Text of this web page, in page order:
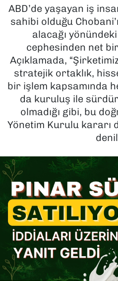
ABD’de yaşayan iş
sahibi olduğu
alacağı
cephesinden net
Açıklamada,
stratejik ortaklık,
bir işlem kapsamında
da kuruluş ile
olmadığı gibi, bu
Yönetim Kurulu kararı
KÜLTÜR SANAT
MAGAZİN
POLİTİKA
SAĞLIK
SPOR
YAŞAM
YEREL YÖNETİMLER
Son Dakika Haberleri
Haber Arşivi